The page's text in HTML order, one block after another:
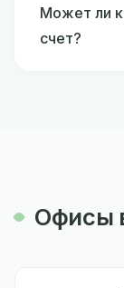
Может ли
счет?
Офисы